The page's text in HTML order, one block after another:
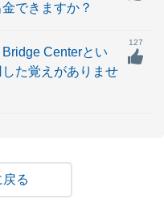
できますか？
Bridge Centerとい
た覚えがありませ
127
戻る